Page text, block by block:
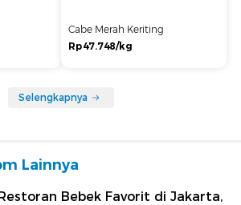
Cabe Merah Keriting
Rp47.748/kg
Selengkapnya
Lainnya
Bebek Favorit di Jakarta,